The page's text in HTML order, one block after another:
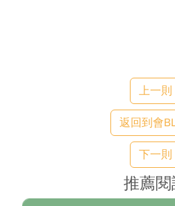
上一則
返回到會
下一則
推薦閱